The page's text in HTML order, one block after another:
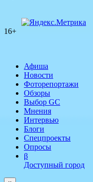
16+
Афиша
Новости
Фоторепортажи
Обзоры
Выбор GC
Мнения
Интервью
Блоги
Спецпроекты
Опросы
β
Доступный город